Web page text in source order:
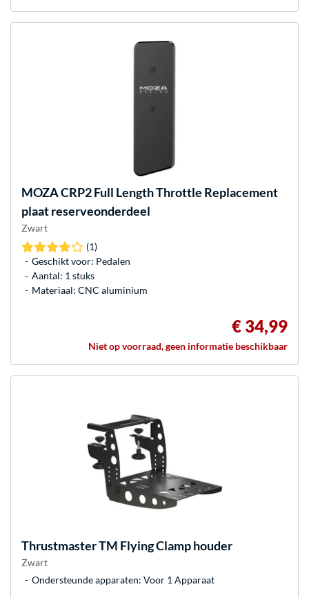
MOZACRP2 Full Length Throttle Replacement
plaat reserveonderdeel
Zwart
(1)
Geschikt voor: Pedalen
Aantal: 1 stuks
Materiaal: CNC aluminium
€ 34,99
Niet op voorraad, geen informatie beschikbaar
ThrustmasterTM Flying Clamp houder
Zwart
Ondersteunde apparaten: Voor 1 Apparaat